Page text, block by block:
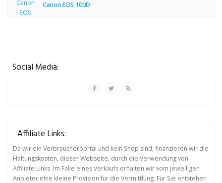
Canon EOS 100D
Social Media:
Affiliate Links:
Da wir ein Verbraucherportal und kein Shop sind, finanzieren wir die
Haltungskosten, dieser Webseite, durch die Verwendung von
Affiliate Links. Im Falle eines Verkaufs erhalten wir vom jeweiligen
Anbieter eine kleine Provision für die Vermittlung. Für Sie entstehen